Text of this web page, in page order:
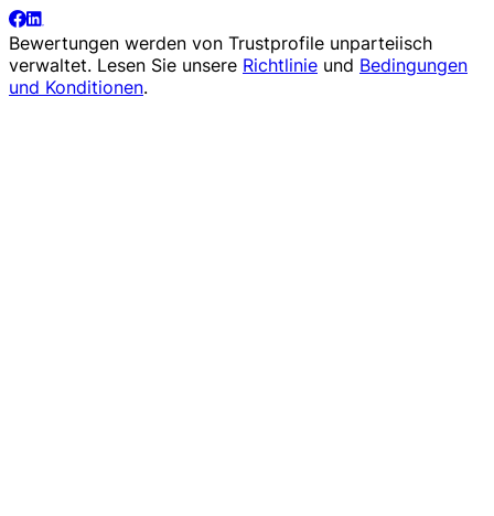
Bewertungen werden von Trustprofile unparteiisch
verwaltet. Lesen Sie unsere Richtlinie und Bedingungen
und Konditionen.